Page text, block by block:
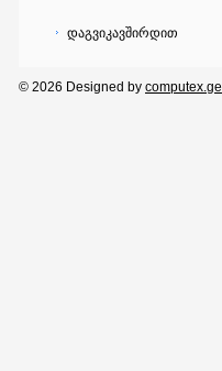
დაგვიკავშირდით
© 2026 Designed by computex.ge